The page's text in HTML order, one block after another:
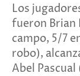
Los
fueron Brian
campo, 5/7
robo),
Abel